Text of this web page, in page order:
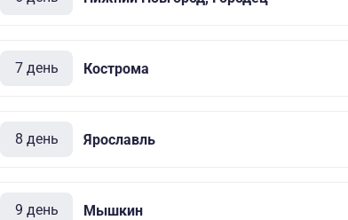
7 день Кострома
8 день Ярославль
9 день Мышкин